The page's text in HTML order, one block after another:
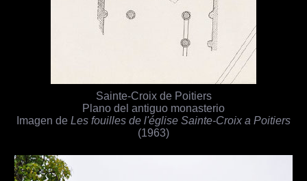
Sainte-Croix de Poitiers
Plano del antiguo monasterio
Imagen de Les fouilles de l'église Sainte-Croix a Poitiers
(1963)